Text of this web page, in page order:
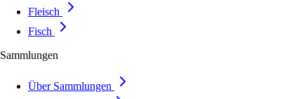
Fleisch
Fisch
Sammlungen
Über Sammlungen